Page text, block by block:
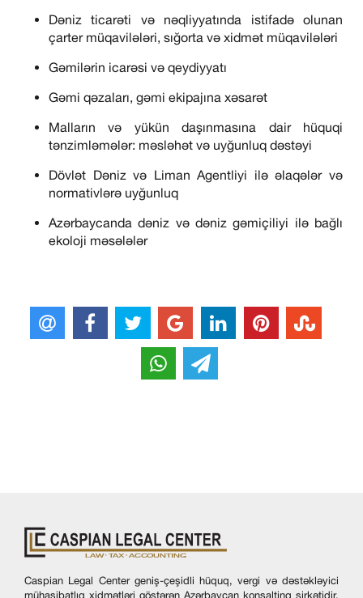
Dəniz ticarəti və nəqliyyatında istifadə olunan
çarter müqavilələri, sığorta və xidmət müqavilələri
Gəmilərin icarəsi və qeydiyyatı
Gəmi qəzaları, gəmi ekipajına xəsarət
Malların və yükün daşınmasına dair hüquqi
tənzimləmələr: məsləhət və uyğunluq dəstəyi
Dövlət Dəniz və Liman Agentliyi ilə əlaqələr və
normativlərə uyğunluq
Azərbaycanda dəniz və dəniz gəmiçiliyi ilə bağlı
ekoloji məsələlər
Caspian Legal Center geniş-çeşidli hüquq, vergi və dəstəkləyici
mühasibatlıq xidmətləri göstərən Azərbaycan konsaltinq şirkətidir.